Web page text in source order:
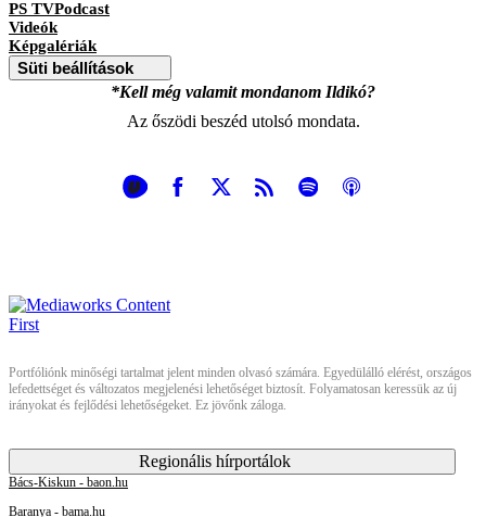
PS TVPodcast
Videók
Képgalériák
Süti beállítások
*Kell még valamit mondanom Ildikó?
Az őszödi beszéd utolsó mondata.
Portfóliónk minőségi tartalmat jelent minden olvasó számára. Egyedülálló elérést, országos
lefedettséget és változatos megjelenési lehetőséget biztosít. Folyamatosan keressük az új
irányokat és fejlődési lehetőségeket. Ez jövőnk záloga.
Regionális hírportálok
Bács-Kiskun - baon.hu
Baranya - bama.hu